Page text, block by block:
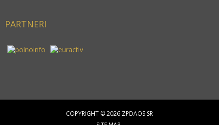
PARTNERI
COPYRIGHT © 2026 ZPDAOS SR